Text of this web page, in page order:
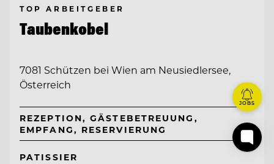
TOP ARBEITGEBER
Taubenkobel
7081 Schützen bei Wien am Neusiedlersee,
Österreich
REZEPTION, GÄSTEBETREUUNG,
EMPFANG, RESERVIERUNG
PATISSIER
JOBS